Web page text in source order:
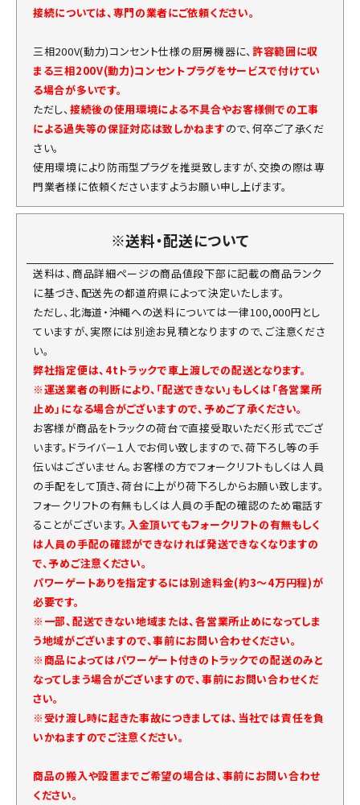
接続については、専門の業者にご依頼ください。
三相200V(動力)コンセント仕様の厨房機器に、 許容範囲に収
まる三相200V(動力)コンセントプラグをサービスで付けてい
る場合が多いです。
ただし、 接続後の使用環境による不具合やお客様側での工事
による過失等の保証対応は致しかねますので、何卒ご了承くだ
さい。
使用環境により防雨型プラグを推奨致しますが、交換の際は専
門業者様に依頼くださいますようお願い申し上げます。
※送料・配送について
送料は、商品詳細ページの商品値段下部に記載の商品ランク
に基づき、配送先の都道府県によって決定いたします。
ただし、北海道・沖縄への送料については一律100,000円とし
ていますが、実際には別途お見積となりますので、ご注意くださ
い。
弊社指定便は、4tトラックで車上渡しでの配送となります。
※運送業者の判断により、「配送できない」もしくは「各営業所
止め」になる場合がございますので、予めご了承ください。
お客様が商品をトラックの荷台で直接受取いただく形式でござ
います。ドライバー１人でお伺い致しますので、荷下ろし等の手
伝いはございません。お客様の方でフォークリフトもしくは人員
の手配をして頂き、荷台に上がり荷下ろしからお願い致します。
フォークリフトの有無もしくは人員の手配の確認のため電話す
ることがございます。 入金頂いてもフォークリフトの有無もしく
は人員の手配の確認ができなければ発送できなくなりますの
で、予めご注意ください。
パワーゲートありを指定するには別途料金(約3～4万円程)が
必要です。
※一部、配送できない地域または、各営業所止めになってしま
う地域がございますので、事前にお問い合わせください。
※商品によってはパワーゲート付きのトラックでの配送のみと
なってしまう場合がございますので、事前にお問い合わせくだ
さい。
※受け渡し時に起きた事故につきましては、当社では責任を負
いかねますのでご注意ください。
商品の搬入や設置までご希望の場合は、事前にお問い合わせ
ください。